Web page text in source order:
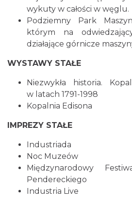
wykuty w całości w węglu.
Podziemny Park
którym na
działające górnicze
WYSTAWY STAŁE
Niezwykła historia.
w latach 1791-1998
Kopalnia Edisona
IMPREZY STAŁE
Industriada
Noc Muzeów
Międzynarodowy
Pendereckiego
Industria Live